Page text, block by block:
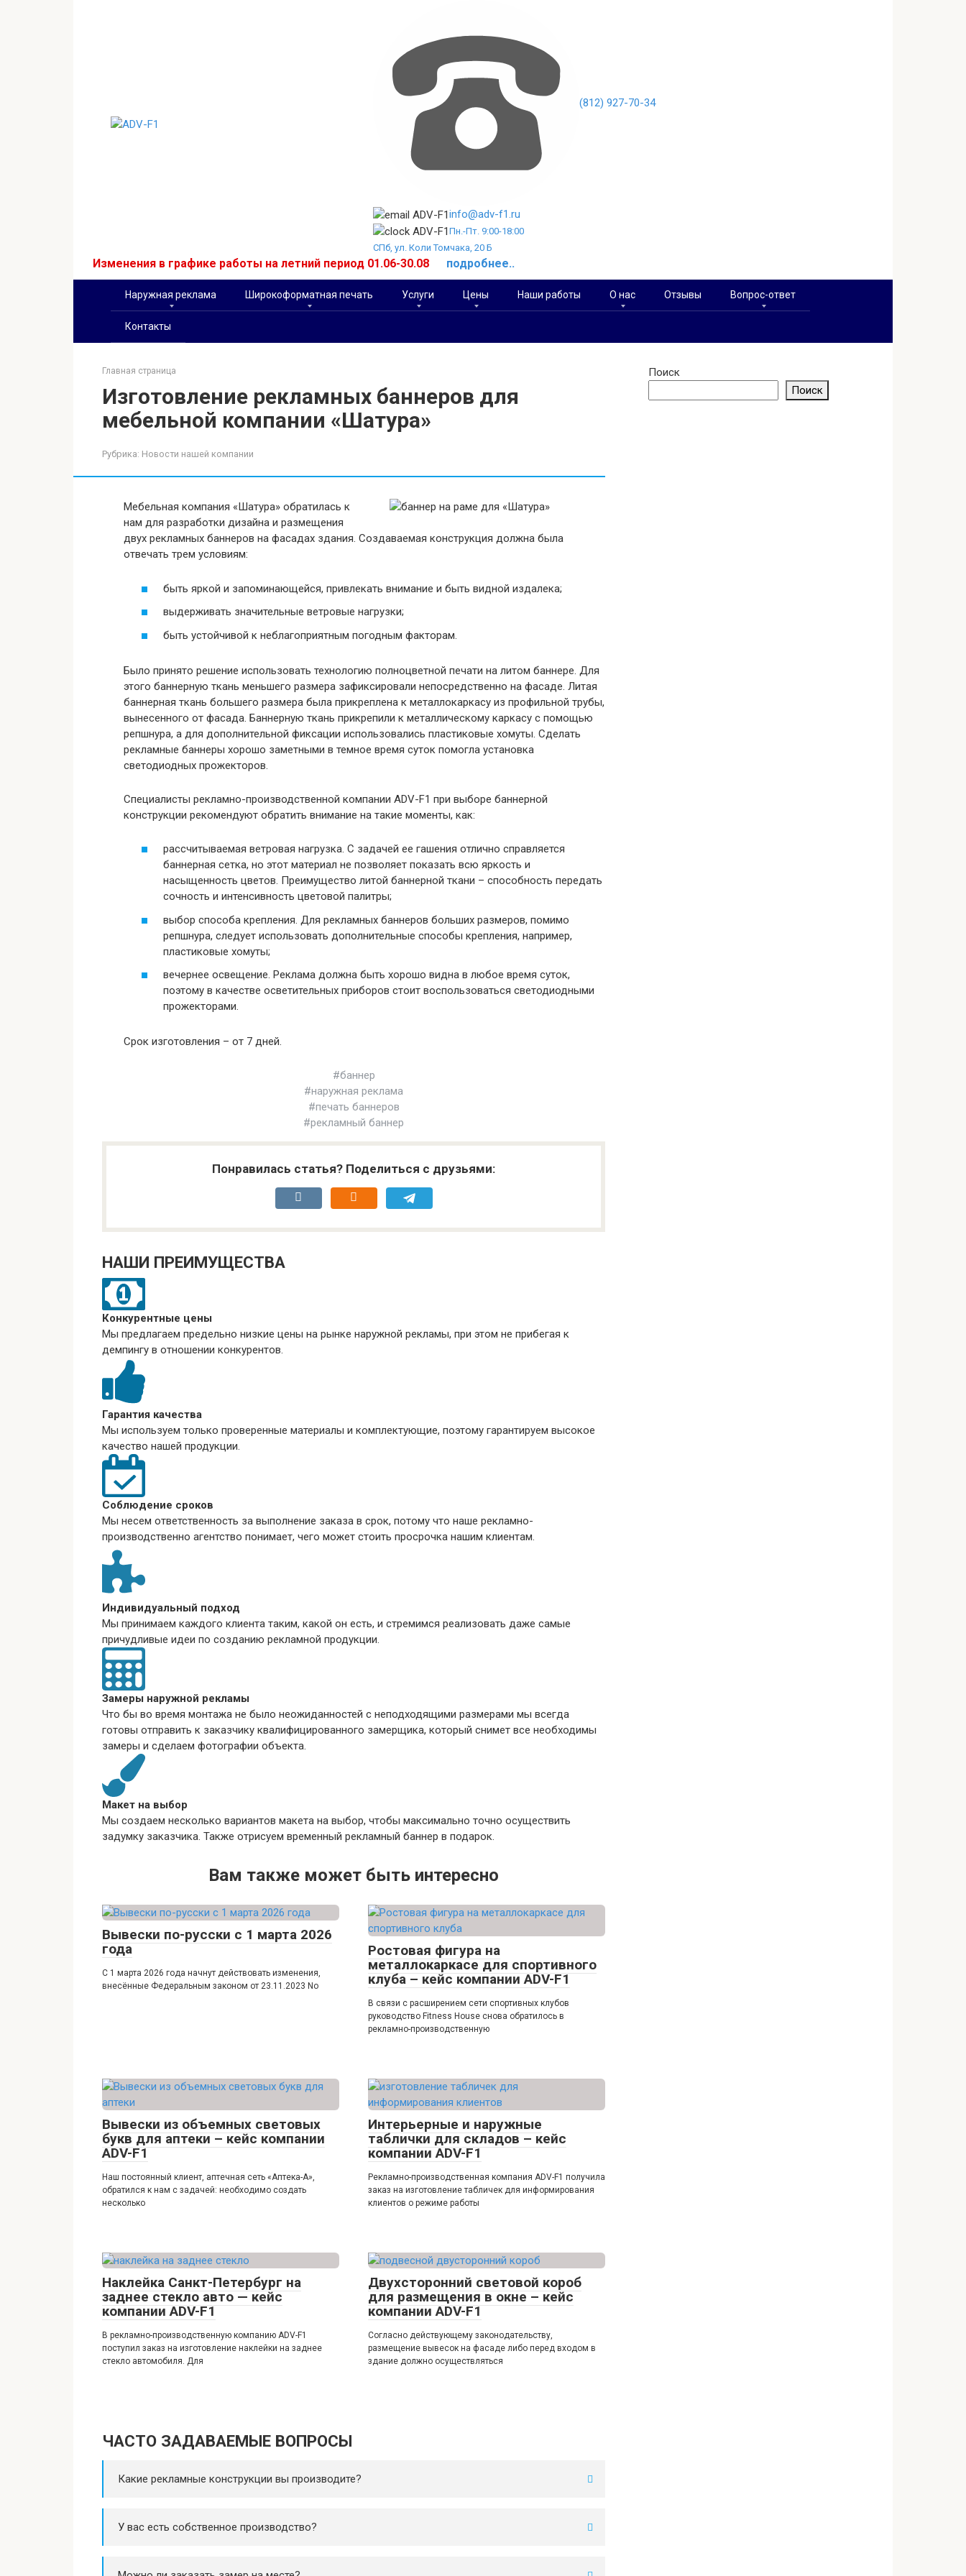
(812) 927-70-34
info@adv-f1.ru
Пн.-Пт. 9:00-18:00
СПб, ул. Коли Томчака, 20 Б
Изменения в графике работы на летний период 01.06-30.08 подробнее..
Наружная реклама Широкоформатная печать Услуги Цены Наши работы О нас Отзывы Вопрос-ответ
Контакты
Главная страница
Изготовление рекламных баннеров для
мебельной компании «Шатура»
Рубрика: Новости нашей компании
Мебельная компания «Шатура» обратилась к
нам для разработки дизайна и размещения
двух рекламных баннеров на фасадах здания. Создаваемая конструкция должна была
отвечать трем условиям:
быть яркой и запоминающейся, привлекать внимание и быть видной издалека;
выдерживать значительные ветровые нагрузки;
быть устойчивой к неблагоприятным погодным факторам.
Было принято решение использовать технологию полноцветной печати на литом баннере. Для
этого баннерную ткань меньшего размера зафиксировали непосредственно на фасаде. Литая
баннерная ткань большего размера была прикреплена к металлокаркасу из профильной трубы,
вынесенного от фасада. Баннерную ткань прикрепили к металлическому каркасу с помощью
репшнура, а для дополнительной фиксации использовались пластиковые хомуты. Сделать
рекламные баннеры хорошо заметными в темное время суток помогла установка
светодиодных прожекторов.
Специалисты рекламно-производственной компании ADV-F1 при выборе баннерной
конструкции рекомендуют обратить внимание на такие моменты, как:
рассчитываемая ветровая нагрузка. С задачей ее гашения отлично справляется
баннерная сетка, но этот материал не позволяет показать всю яркость и
насыщенность цветов. Преимущество литой баннерной ткани – способность передать
сочность и интенсивность цветовой палитры;
выбор способа крепления. Для рекламных баннеров больших размеров, помимо
репшнура, следует использовать дополнительные способы крепления, например,
пластиковые хомуты;
вечернее освещение. Реклама должна быть хорошо видна в любое время суток,
поэтому в качестве осветительных приборов стоит воспользоваться светодиодными
прожекторами.
Срок изготовления – от 7 дней.
#баннер
#наружная реклама
#печать баннеров
#рекламный баннер
Понравилась статья? Поделиться с друзьями:
НАШИ ПРЕИМУЩЕСТВА
Конкурентные цены
Мы предлагаем предельно низкие цены на рынке наружной рекламы, при этом не прибегая к
демпингу в отношении конкурентов.
Гарантия качества
Мы используем только проверенные материалы и комплектующие, поэтому гарантируем высокое
качество нашей продукции.
Соблюдение сроков
Мы несем ответственность за выполнение заказа в срок, потому что наше рекламно-
производственно агентство понимает, чего может стоить просрочка нашим клиентам.
Индивидуальный подход
Мы принимаем каждого клиента таким, какой он есть, и стремимся реализовать даже самые
причудливые идеи по созданию рекламной продукции.
Замеры наружной рекламы
Что бы во время монтажа не было неожиданностей с неподходящими размерами мы всегда
готовы отправить к заказчику квалифицированного замерщика, который снимет все необходимы
замеры и сделаем фотографии объекта.
Макет на выбор
Мы создаем несколько вариантов макета на выбор, чтобы максимально точно осуществить
задумку заказчика. Также отрисуем временный рекламный баннер в подарок.
Вам также может быть интересно
Вывески по-русски с 1 марта 2026
года
С 1 марта 2026 года начнут действовать изменения,
внесённые Федеральным законом от 23.11.2023 No
Ростовая фигура на
металлокаркасе для спортивного
клуба – кейс компании ADV-F1
В связи с расширением сети спортивных клубов
руководство Fitness House снова обратилось в
рекламно-производственную
Вывески из объемных световых
букв для аптеки – кейс компании
ADV-F1
Наш постоянный клиент, аптечная сеть «Аптека-А»,
обратился к нам с задачей: необходимо создать
несколько
Интерьерные и наружные
таблички для складов – кейс
компании ADV-F1
Рекламно-производственная компания ADV-F1 получила
заказ на изготовление табличек для информирования
клиентов о режиме работы
Наклейка Санкт-Петербург на
заднее стекло авто — кейс
компании ADV-F1
В рекламно-производственную компанию ADV-F1
поступил заказ на изготовление наклейки на заднее
стекло автомобиля. Для
Двухсторонний световой короб
для размещения в окне – кейс
компании ADV-F1
Согласно действующему законодательству,
размещение вывесок на фасаде либо перед входом в
здание должно осуществляться
ЧАСТО ЗАДАВАЕМЫЕ ВОПРОСЫ
Какие рекламные конструкции вы производите?
У вас есть собственное производство?
Поиск
Поиск